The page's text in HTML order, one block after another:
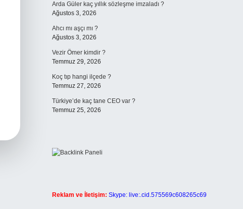
Arda Güler kaç yıllık sözleşme imzaladı ?
Ağustos 3, 2026
Ahcı mı aşçı mı ?
Ağustos 3, 2026
Vezir Ömer kimdir ?
Temmuz 29, 2026
Koç tıp hangi ilçede ?
Temmuz 27, 2026
Türkiye’de kaç tane CEO var ?
Temmuz 25, 2026
Reklam ve İletişim: Skype: live:.cid.575569c608265c69